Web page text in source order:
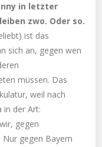
in letzter
zwo. Oder so.
ist das
sich an, gegen wen
müssen. Das
weil nach
in der Art:
gegen
gegen Bayern